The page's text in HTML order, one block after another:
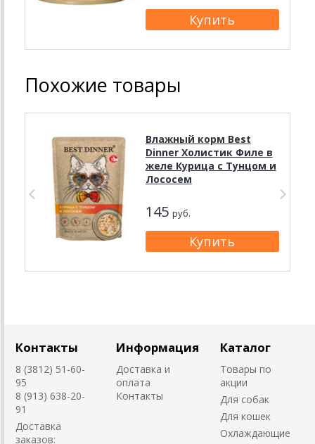
Похожие товары
Влажный корм Best
Dinner Холистик Филе в
желе Курица с Тунцом и
Лососем
145 руб.
Контакты
8 (3812) 51-60-
95
8 (913) 638-20-
91
Доставка
заказов:
Информация
Доставка и
оплата
Контакты
Каталог
Товары по
акции
Для собак
Для кошек
Охлаждающие